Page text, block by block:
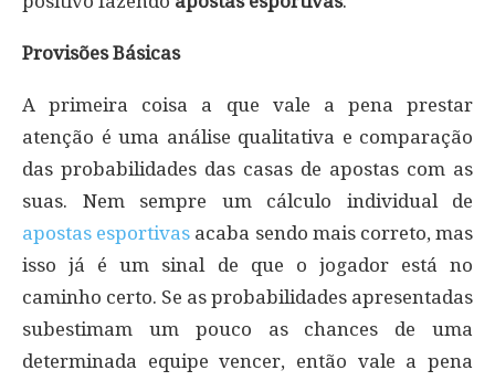
Provisões Básicas
A primeira coisa a que vale a pena prestar
atenção é uma análise qualitativa e comparação
das probabilidades das casas de apostas com as
suas. Nem sempre um cálculo individual de
apostas esportivas acaba sendo mais correto, mas
isso já é um sinal de que o jogador está no
caminho certo. Se as probabilidades apresentadas
subestimam um pouco as chances de uma
determinada equipe vencer, então vale a pena